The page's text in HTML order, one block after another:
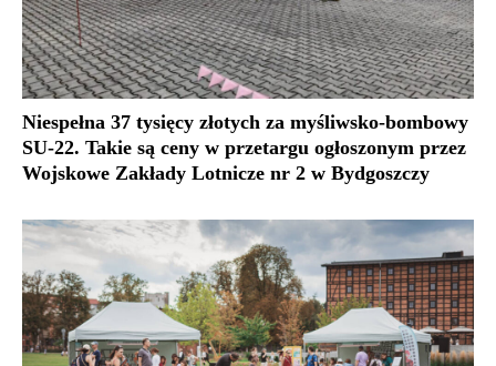
Niespełna 37 tysięcy złotych za myśliwsko-bombowy
SU-22. Takie są ceny w przetargu ogłoszonym przez
Wojskowe Zakłady Lotnicze nr 2 w Bydgoszczy